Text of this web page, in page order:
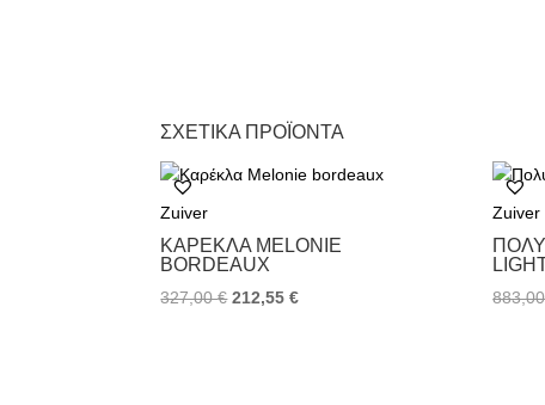
ΣΧΕΤΙΚΆ ΠΡΟΪΌΝΤΑ
Zuiver
ΚΑΡΈΚΛΑ MELONIE
BORDEAUX
327,00€ 212,55€
Zuiver